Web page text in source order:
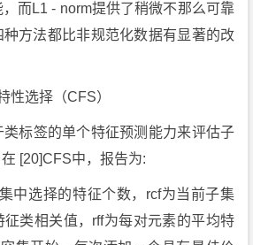
而L1 - norm提供了稍微不那么可靠
方法都比非规范化数据有显著的改
性选择（CFS）
标签的单个特征预测能力来评估子
[20]CFS中，报告为:
中选择的特征个数，rcf为当前子集
类相关值，rff为每对元素的平均特